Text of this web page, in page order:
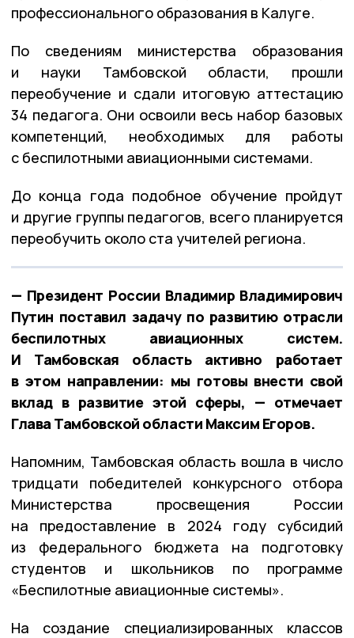
профессионального образования в Калуге.
По сведениям министерства образования
и науки Тамбовской области, прошли
переобучение и сдали итоговую аттестацию
34 педагога. Они освоили весь набор базовых
компетенций, необходимых для работы
с беспилотными авиационными системами.
До конца года подобное обучение пройдут
и другие группы педагогов, всего планируется
переобучить около ста учителей региона.
— Президент России Владимир Владимирович
Путин поставил задачу по развитию отрасли
беспилотных авиационных систем.
И Тамбовская область активно работает
в этом направлении: мы готовы внести свой
вклад в развитие этой сферы, — отмечает
Глава Тамбовской области Максим Егоров.
Напомним, Тамбовская область вошла в число
тридцати победителей конкурсного отбора
Министерства просвещения России
на предоставление в 2024 году субсидий
из федерального бюджета на подготовку
студентов и школьников по программе
«Беспилотные авиационные системы».
На создание специализированных классов